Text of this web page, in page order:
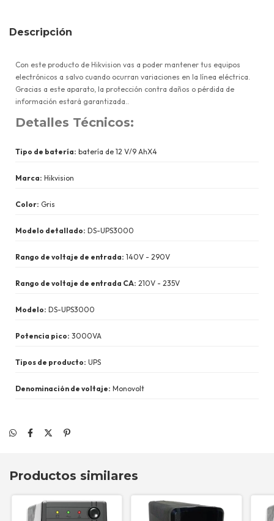
Descripción
Con este producto de Hikvision vas a poder mantener tus equipos
electrónicos a salvo cuando ocurran variaciones en la línea eléctrica.
Gracias a este aparato, la protección contra daños o pérdida de
información estará garantizada..
Detalles Técnicos:
Tipo de batería: batería de 12 V/9 AhX4
Marca: Hikvision
Color: Gris
Modelo detallado: DS-UPS3000
Rango de voltaje de entrada: 140V - 290V
Rango de voltaje de entrada CA: 210V - 235V
Modelo: DS-UPS3000
Potencia pico: 3000VA
Tipos de producto: UPS
Denominación de voltaje: Monovolt
Productos similares